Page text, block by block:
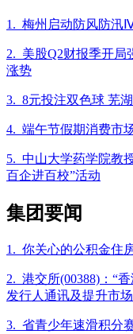
1. 梅州启动防风防汛
2. 美股Q2财报季开局
涨势
3. 8元投注双色球 芜
4. 端午节假期消费市
5. 中山大学药学院教
百企进百校”活动
集团要闻
1. 你关心的公积金住
2. 港交所(00388)：“
发行人通讯及提升市
3. 省青少年速滑积分